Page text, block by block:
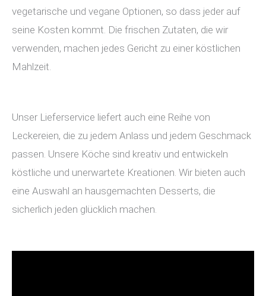
vegetarische und vegane Optionen, so dass jeder auf
seine Kosten kommt. Die frischen Zutaten, die wir
verwenden, machen jedes Gericht zu einer köstlichen
Mahlzeit.
Unser Lieferservice liefert auch eine Reihe von
Leckereien, die zu jedem Anlass und jedem Geschmack
passen. Unsere Köche sind kreativ und entwickeln
köstliche und unerwartete Kreationen. Wir bieten auch
eine Auswahl an hausgemachten Desserts, die
sicherlich jeden glücklich machen.